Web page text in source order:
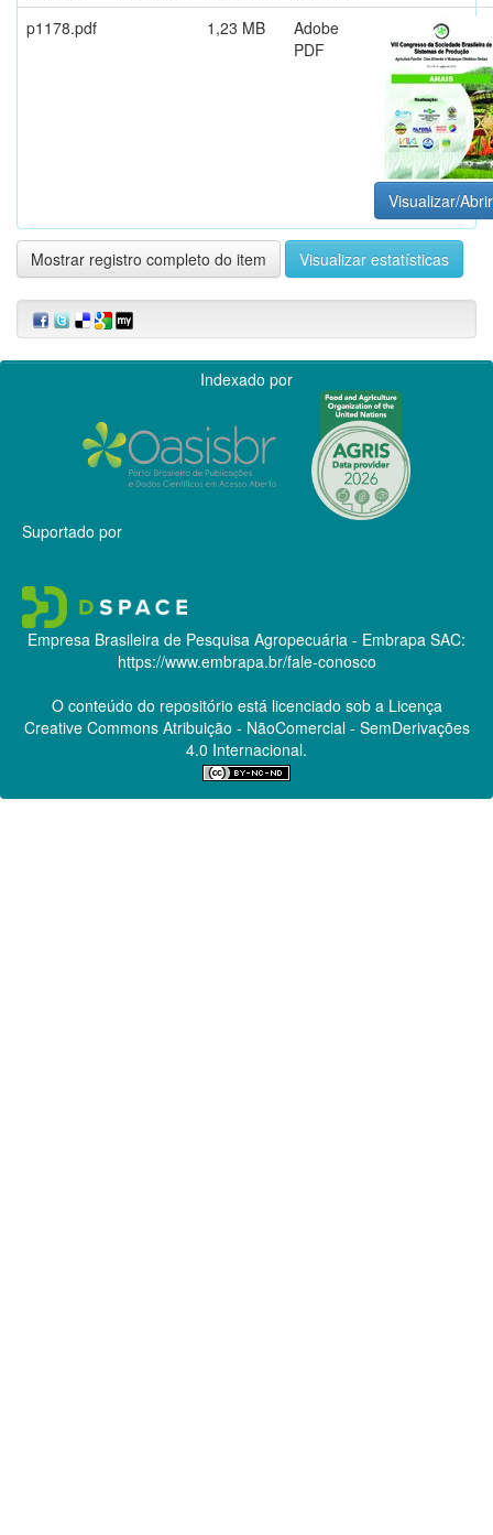
p1178.pdf
1,23 MB
Adobe
PDF
Visualizar/Abrir
Mostrar registro completo do item Visualizar estatísticas
Indexado por
Suportado por
Empresa Brasileira de Pesquisa Agropecuária - Embrapa SAC:
https://www.embrapa.br/fale-conosco
O conteúdo do repositório está licenciado sob a Licença
Creative CommonsAtribuição - NãoComercial - SemDerivações
4.0 Internacional.